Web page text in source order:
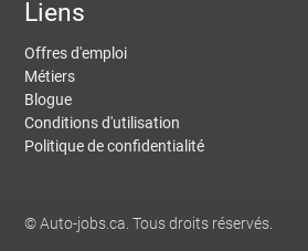
Liens
Offres d'emploi
Métiers
Blogue
Conditions d'utilisation
Politique de confidentialité
© Auto-jobs.ca. Tous droits réservés.